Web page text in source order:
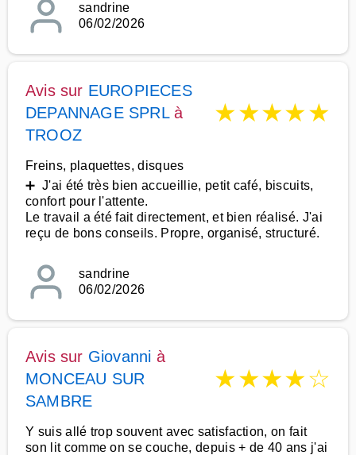
sandrine
06/02/2026
Avis sur EUROPIECES
DEPANNAGE SPRLà
TROOZ
★★★★★
Freins, plaquettes, disques
➕ J'ai été très bien accueillie, petit café, biscuits,
confort pour l'attente.
Le travail a été fait directement, et bien réalisé. J'ai
reçu de bons conseils. Propre, organisé, structuré.
sandrine
06/02/2026
Avis sur Giovanni à
MONCEAU SUR
SAMBRE
★★★★☆
Y suis allé trop souvent avec satisfaction, on fait
son lit comme on se couche, depuis + de 40 ans j'ai